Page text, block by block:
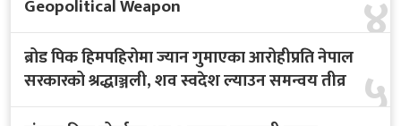
४
५
ब्रोड पिक हिमपहिरोमा ज्यान गुमाएका आरोहीप्रति नेपाल
सरकारको श्रद्धाञ्जली, शव स्वदेश ल्याउन समन्वय तीव्र